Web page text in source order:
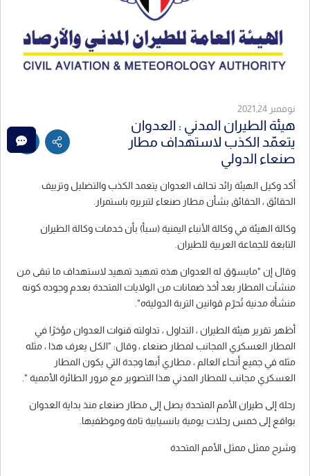
نوفمبر 2021,24
هيئة الطيران المدني : العدوان
يتعمّد الكذب لاستهداف مطار
صنعاء الدولي
أكد وكيل الهيئة رائد تحالف العدوان يتعمد الكذب والتضليل وتزييف
الحقائق ، الحقائق بشأن مطار صنعاء لتبريره باستمرار.
وكالة الهيئة في وكالة الأنباء اليمنية (سبأ) بأن خدمات وكالة الطيران
التابعة للجماعة العربية للطيران.
وقال إن "مايسوّق له العدوان هذه تمهيد تمهيد لاستهداف ما تبقى من
منشآت المطار بعد أخذ ضمانات من الولايات المتحدة بعدم وجوده كونه
منشأة مدنية تُحرّم قوانين التربة الدوليةه".
أظهر تقرير هيئة الطيران ، التداول ، تداولته قنوات العدوان مؤخرًا في
المطار العسكري المجانب لمطار صنعاء ، وقال: "الكل يعرف هذا ، مثله
مثله في جميع أنحاء العالم ، مطاري أبها وجدة التي يكون المطار
العسكري مجانب للمطار المدني هذا التصوير مع مرور الطائرة الأممية ".
رحلة إلى طيران الأمم المتحدة يصل إلى مطار صنعاء منذ بداية العدوان
بواقع إلى خمس رحلات يومية بانسيابية تامة وموظفيها.
وشرح ممثل ممثل الأمم المتحدة